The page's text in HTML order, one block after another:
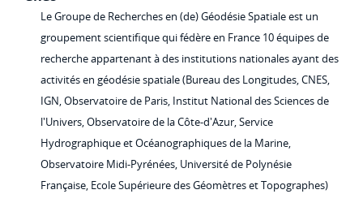
Le Groupe de Recherches en (de) Géodésie Spatiale est un
groupement scientifique qui fédère en France 10 équipes de
recherche appartenant à des institutions nationales ayant des
activités en géodésie spatiale (Bureau des Longitudes, CNES,
IGN, Observatoire de Paris, Institut National des Sciences de
l'Univers, Observatoire de la Côte-d'Azur, Service
Hydrographique et Océanographiques de la Marine,
Observatoire Midi-Pyrénées, Université de Polynésie
Française, Ecole Supérieure des Géomètres et Topographes)